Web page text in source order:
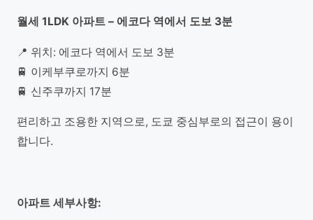
월세 1LDK 아파트 – 에코다 역에서 도보 3분
📍 위치: 에코다 역에서 도보 3분
🚆 이케부쿠로까지 6분
🚆 신주쿠까지 17분
편리하고 조용한 지역으로, 도쿄 중심부로의 접근이 용이
합니다.
아파트 세부사항: